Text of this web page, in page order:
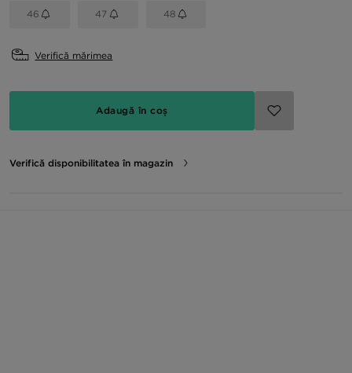
46 47 48
Verifică mărimea
Adaugă în coș
Verifică disponibilitatea în magazin